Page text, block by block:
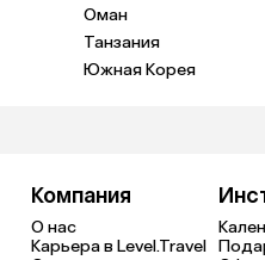
Оман
Танзания
Южная Корея
Компания
О нас
Карьера в Level.Travel